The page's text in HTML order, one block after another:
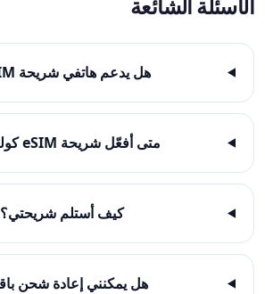
الأسئلة الشائعة
هل يدعم هاتفي شريحة eSIM؟
متى أفعّل شريحة eSIM كولومبيا؟
كيف أستلم شريحتي؟
هل يمكنني إعادة شحن